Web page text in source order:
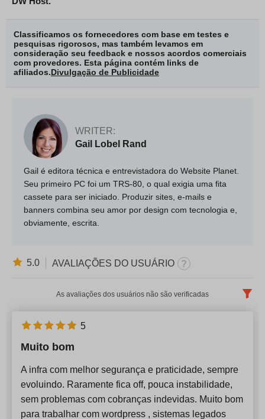
Classificamos os fornecedores com base em testes e
pesquisas rigorosos, mas também levamos em
consideração seu feedback e nossos acordos comerciais
com provedores. Esta página contém links de
afiliados.Divulgação de Publicidade
WRITER:
Gail Lobel Rand
Gail é editora técnica e entrevistadora do Website Planet.
Seu primeiro PC foi um TRS-80, o qual exigia uma fita
cassete para ser iniciado. Produzir sites, e-mails e
banners combina seu amor por design com tecnologia e,
obviamente, escrita.
5.0 AVALIAÇÕES DO USUÁRIO
As avaliações dos usuários não são verificadas
Português
Muito bom
A infra com melhor segurança e praticidade, sempre
evoluindo. Raramente fica off, pouca instabilidade,
sem problemas com cobranças indevidas. Muito bom
para trabalhar com wordpress , sistemas legados
5